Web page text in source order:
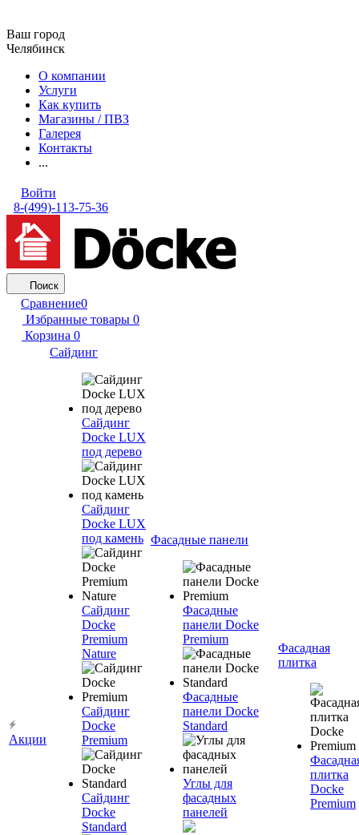
Ваш город
Челябинск
О компании
Услуги
Как купить
Магазины / ПВЗ
Галерея
Контакты
...
Войти
8-(499)-113-75-36
Поиск
Сравнение0
Избранные товары 0
Корзина 0
Акции
Сайдинг
Сайдинг
Docke LUX
под дерево
Сайдинг
Docke LUX
под камень
Сайдинг
Docke
Premium
Nature
Сайдинг
Docke
Premium
Сайдинг
Docke
Standard
Фасадные панели
Фасадные
панели Docke
Premium
Фасадные
панели Docke
Standard
Углы для
фасадных
панелей
Фасадная
плитка
плитка
Docke
Premium